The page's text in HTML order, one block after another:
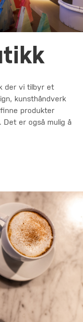
der vi tilbyr et
kunsthåndverk
produkter
er også mulig å